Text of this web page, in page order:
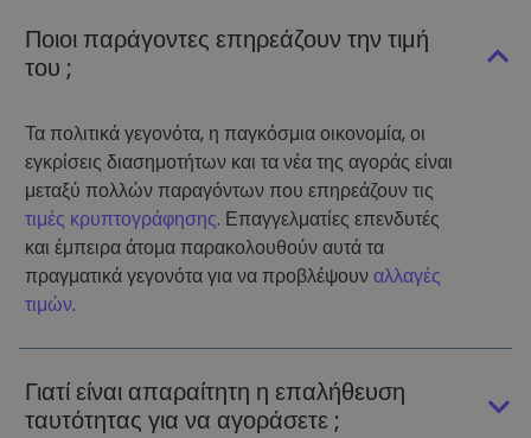
Ποιοι παράγοντες επηρεάζουν την τιμή
του ;
Τα πολιτικά γεγονότα, η παγκόσμια οικονομία, οι
εγκρίσεις διασημοτήτων και τα νέα της αγοράς είναι
μεταξύ πολλών παραγόντων που επηρεάζουν τις
τιμές κρυπτογράφησης. Επαγγελματίες επενδυτές
και έμπειρα άτομα παρακολουθούν αυτά τα
πραγματικά γεγονότα για να προβλέψουναλλαγές
τιμών.
Γιατί είναι απαραίτητη η επαλήθευση
ταυτότητας για να αγοράσετε ;